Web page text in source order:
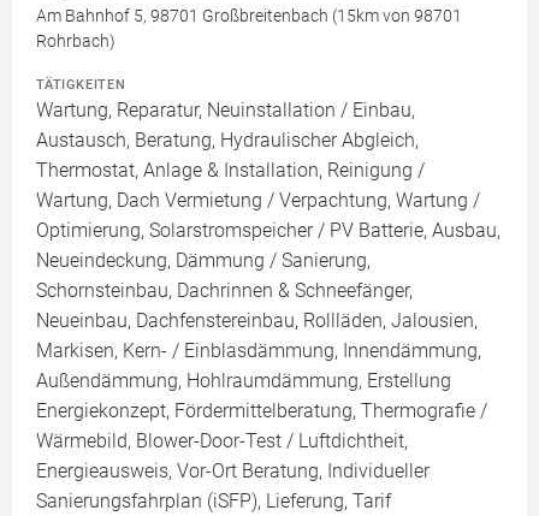
Am Bahnhof 5, 98701 Großbreitenbach (15km von 98701
Rohrbach)
TÄTIGKEITEN
Wartung, Reparatur, Neuinstallation / Einbau,
Austausch, Beratung, Hydraulischer Abgleich,
Thermostat, Anlage & Installation, Reinigung /
Wartung, Dach Vermietung / Verpachtung, Wartung /
Optimierung, Solarstromspeicher / PV Batterie, Ausbau,
Neueindeckung, Dämmung / Sanierung,
Schornsteinbau, Dachrinnen & Schneefänger,
Neueinbau, Dachfenstereinbau, Rollläden, Jalousien,
Markisen, Kern- / Einblasdämmung, Innendämmung,
Außendämmung, Hohlraumdämmung, Erstellung
Energiekonzept, Fördermittelberatung, Thermografie /
Wärmebild, Blower-Door-Test / Luftdichtheit,
Energieausweis, Vor-Ort Beratung, Individueller
Sanierungsfahrplan (iSFP), Lieferung, Tarif